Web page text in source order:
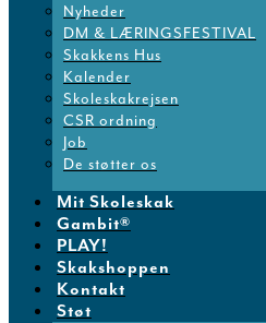
Nyheder
DM & LÆRINGSFESTIVAL
Skakkens Hus
Kalender
Skoleskakrejsen
CSR ordning
Job
De støtter os
Mit Skoleskak
Gambit®
PLAY!
Skakshoppen
Kontakt
Støt